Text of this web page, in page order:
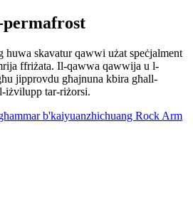
skavatur qawwi użat speċjalment
ffriżata. Il-qawwa qawwija u l-
jipprovdu għajnuna kbira għall-
iżvilupp tar-riżorsi.